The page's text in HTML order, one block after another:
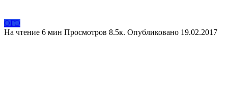
ОГЭ
На чтение 6 мин Просмотров 8.5к. Опубликовано 19.02.2017